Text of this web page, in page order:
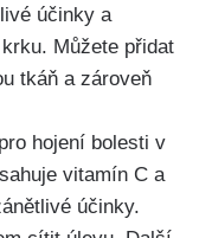
‌účinky a
Můžete přidat
‍tkáň a zároveň
hojení bolesti v
vitamín⁢ C a⁤
účinky.